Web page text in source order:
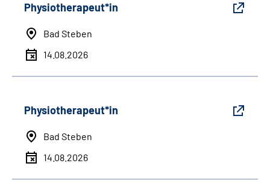
Physiotherapeut*in
Bad Steben
14.08.2026
Physiotherapeut*in
Bad Steben
14.08.2026